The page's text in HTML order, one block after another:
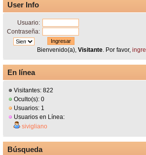
User Info
Usuario:
Contraseña:
Bienvenido(a), Visitante. Por favor,
En línea
Visitantes: 822
Oculto(s): 0
Usuarios: 1
Usuarios en Línea:
sivigliano
Búsqueda